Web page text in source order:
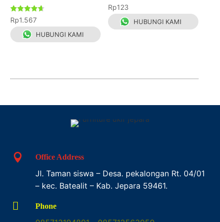
Dinilai
4.67
dari 5
Rp1.567
HUBUNGI KAMI
Dinilai
4.67
dari 5
Rp123
HUBUNGI KAMI
 Office Address
Jl. Taman siswa – Desa. pekalongan Rt. 04/01
– kec. Batealit – Kab. Jepara 59461.
 Phone